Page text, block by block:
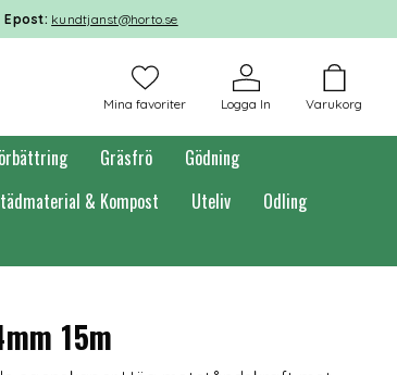
Epost: kundtjanst@horto.se
Varukorg
Logga In
Mina favoriter
Gräsfrö
Gödning
& Kompost Uteliv
Odling
15m